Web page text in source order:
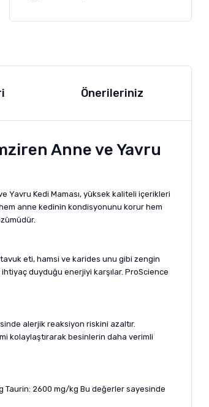
Önerileriniz
Anne ve Yavru
Yavru Kedi Maması, yüksek kaliteli içerikleri
anne kedinin kondisyonunu korur hem
eti, hamsi ve karides unu gibi zengin
duyduğu enerjiyi karşılar. ProScience
alerjik reaksiyon riskini azaltır.
kolaylaştırarak besinlerin daha verimli
Taurin: 2600 mg/kg Bu değerler sayesinde